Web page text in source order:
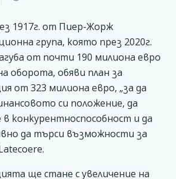
1917г. от Пиер-Жорж
група, която през 2020г.
от почти 190 милиона евро
оборота, обяви план за
от 323 милиона евро, „за да
си положение, да
конкурентноспособност и да
да търси възможности за
ще стане с увеличение на